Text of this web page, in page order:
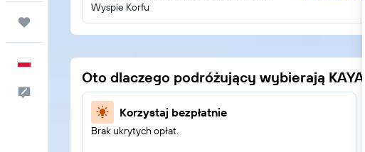
Polski
Wyspie Korfu
Oto dlaczego podróżujący wybierają KAYAK
Korzystaj bezpłatnie
Brak ukrytych opłat.